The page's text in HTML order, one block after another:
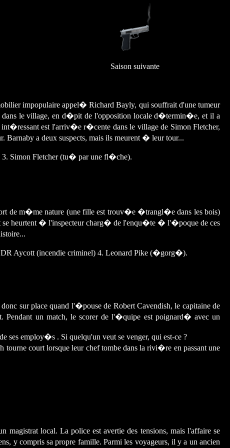
Saison suivante
impopulaire appel� Richard Bayly, qui souffrait d'une tumeur
le village, en d�pit de l'opposition locale d�termin�e, et il a
est l'arriv�e r�cente dans le village de Simon Fletcher,
a deux suspects, mais ils meurent � leur tour...
Simon Fletcher (tu� par une fl�che).
de m�me nature (une fille est trouv�e �trangl�e dans les bois)
se heurtent � l'inspecteur charg� de l'enqu�te � l'�poque de ces
Aycott (incendie criminel) 4. Leonard Pike (�gorg�).
sur place quand l'�pouse de Robert Cavendish, le capitaine de
un match, le scorer de l'�quipe est poignard� avec un
employ�s . Si quelqu'un veut se venger, qui est-ce ?
tourne court lorsque leur chef tombe dans la rivi�re en passant une
local. La police est avertie des tensions, mais l'affaire se
compris sa propre famille. Parmi les voyageurs, il y a un ancien